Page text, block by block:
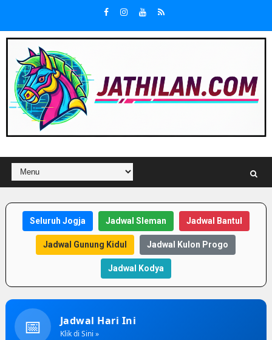
Seluruh Jogja Jadwal Sleman Jadwal Bantul
Jadwal Gunung Kidul Jadwal Kulon Progo
Jadwal Kodya
📅 Jadwal Hari Ini
Klik di Sini »